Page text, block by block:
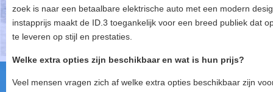
zoek is naar een betaalbare elektrische auto met een modern
instapprijs maakt de ID.3 toegankelijk voor een breed publiek dat
te leveren op stijl en prestaties.
Welke extra opties zijn beschikbaar en wat is hun prijs?
Veel mensen vragen zich af welke extra opties beschikbaar zijn